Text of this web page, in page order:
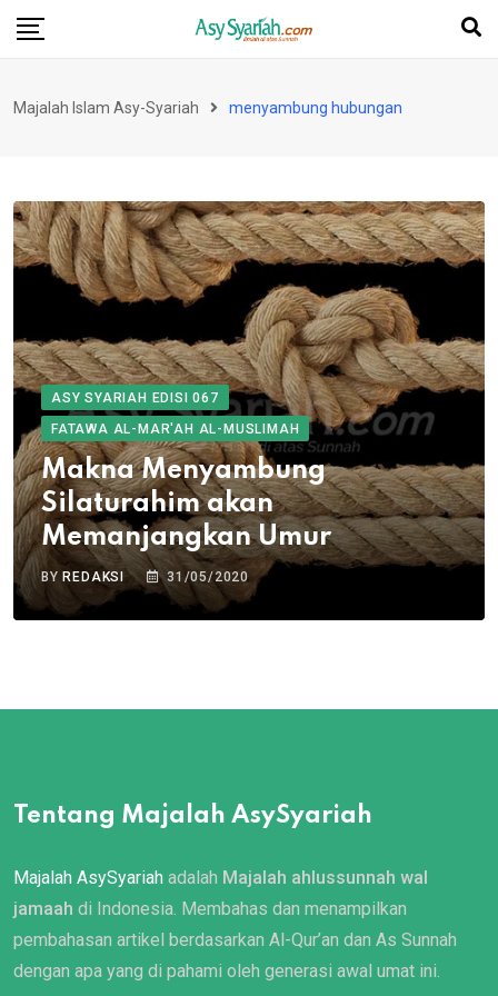
Skip
Majalah Islam Asy-Syariah menyambung hubungan
ASY SYARIAH EDISI 067
FATAWA AL-MAR'AH AL-MUSLIMAH
Makna Menyambung
Silaturahim akan
Memanjangkan Umur
BYREDAKSI 31/05/2020
Tentang Majalah AsySyariah
Majalah AsySyariah adalah Majalah ahlussunnah wal
jamaah di Indonesia. Membahas dan menampilkan
pembahasan artikel berdasarkan Al-Qur’an dan As Sunnah
dengan apa yang di pahami oleh generasi awal umat ini.